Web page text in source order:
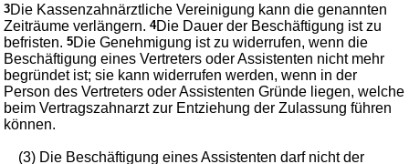
3Die Kassenzahnärztliche Vereinigung kann die genannten
Zeiträume verlängern.4Die Dauer der Beschäftigung ist zu
befristen.5Die Genehmigung ist zu widerrufen, wenn die
Beschäftigung eines Vertreters oder Assistenten nicht mehr
begründet ist; sie kann widerrufen werden, wenn in der
Person des Vertreters oder Assistenten Gründe liegen, welche
beim Vertragszahnarzt zur Entziehung der Zulassung führen
können.
(3) Die Beschäftigung eines Assistenten darf nicht der